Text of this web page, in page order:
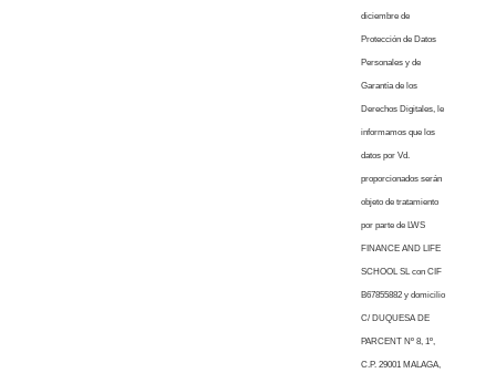
diciembre de
Protección de Datos
Personales y de
Garantía de los
Derechos Digitales, le
informamos que los
datos por Vd.
proporcionados serán
objeto de tratamiento
por parte de LWS
FINANCE AND LIFE
SCHOOL SL con CIF
B67855882 y domicilio
C/ DUQUESA DE
PARCENT Nº 8, 1º,
C.P. 29001 MALAGA,